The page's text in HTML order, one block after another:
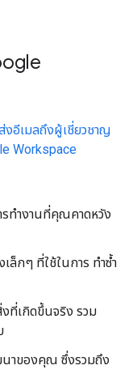
งอีเมลถึงผู้เชี่ยวชาญ
Workspace
ทำงานที่คุณคาดหวัง
ล็กๆ ที่ใช้ในการ ทำซ้ำ
ที่เกิดขึ้นจริง รวม
าของคุณ ซึ่งรวมถึง